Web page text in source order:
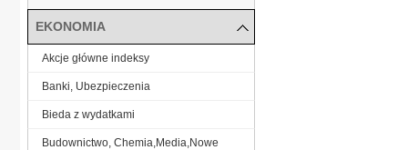
EKONOMIA
Akcje główne indeksy
Banki, Ubezpieczenia
Bieda z wydatkami
Budownictwo, Chemia,Media,Nowe